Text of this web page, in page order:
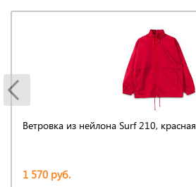
Ветровка из нейлона Surf 210, красная
1 570 руб.